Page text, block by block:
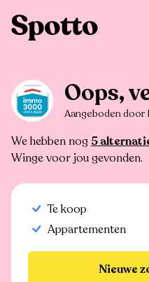
Oops,
Aangeboden
We hebben nog 5
Winge voor jou gevonden.
Te koop
Appartementen
Nieuwe